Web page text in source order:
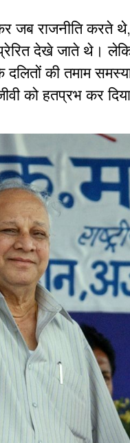
राजनीति करते थे,
देखे जाते थे।
दलितों की तमाम
को हतप्रभ कर